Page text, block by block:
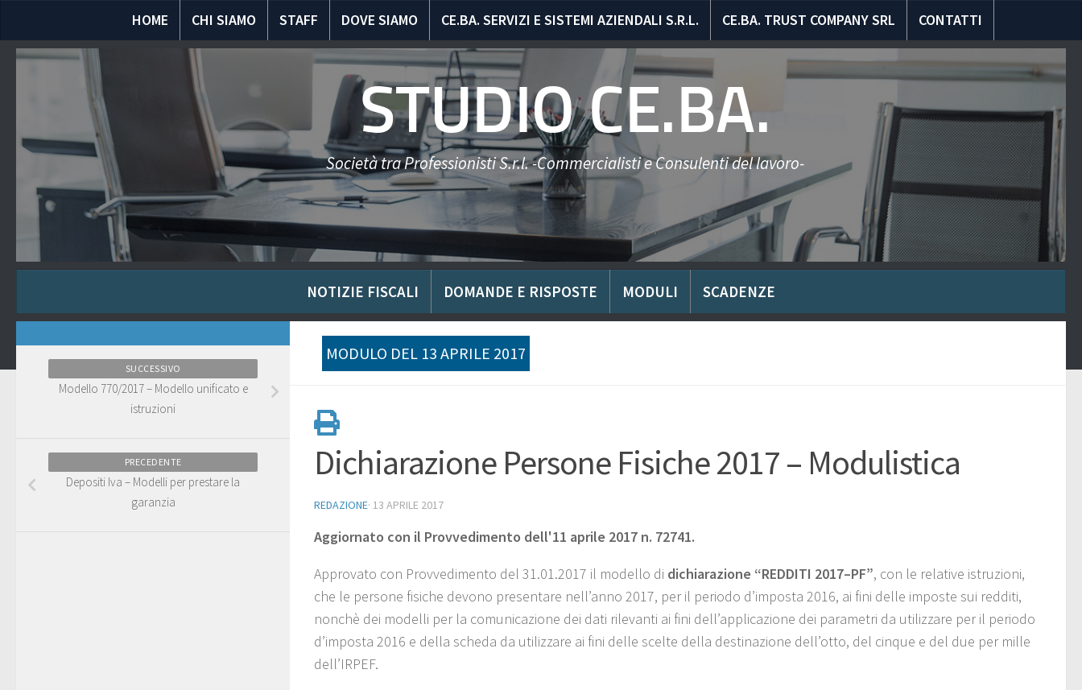
HOME CHI SIAMO STAFF DOVE SIAMO CE.BA. SERVIZI E SISTEMI AZIENDALI S.R.L. CE.BA. TRUST COMPANY SRL CONTATTI
STUDIO CE.BA.
Società tra Professionisti S.r.l. -Commercialisti e Consulenti del lavoro-
NOTIZIE FISCALI DOMANDE E RISPOSTE MODULI SCADENZE
MODULO DEL 13 APRILE 2017
Dichiarazione Persone Fisiche 2017 – Modulistica
REDAZIONE· 13 APRILE 2017
Aggiornato con il Provvedimento dell'11 aprile 2017 n. 72741.
Approvato con Provvedimento del 31.01.2017 il modello di dichiarazione “REDDITI 2017–PF”, con le relative istruzioni,
che le persone fisiche devono presentare nell’anno 2017, per il periodo d’imposta 2016, ai fini delle imposte sui redditi,
nonchè dei modelli per la comunicazione dei dati rilevanti ai fini dell’applicazione dei parametri da utilizzare per il periodo
d’imposta 2016 e della scheda da utilizzare ai fini delle scelte della destinazione dell’otto, del cinque e del due per mille
dell’IRPEF.
SUCCESSIVO
Modello 770/2017 – Modello unificato e
istruzioni
PRECEDENTE
Depositi Iva – Modelli per prestare la
garanzia